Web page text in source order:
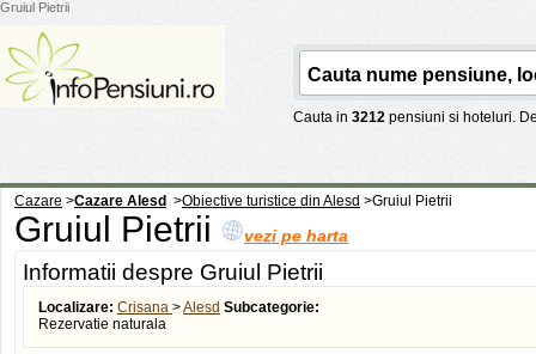
Gruiul Pietrii
Cauta in 3212 pensiuni si hoteluri.
Cazare >Cazare Alesd >Obiective turistice din Alesd >Gruiul Pietrii
Gruiul Pietrii vezi pe harta
Informatii despre Gruiul Pietrii
Localizare: Crisana >Alesd Subcategorie:
Rezervatie naturala